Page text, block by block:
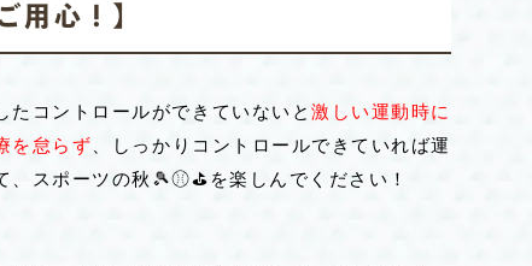
用心！】
たコントロールができていないと激しい運動時に
を怠らず 、しっかりコントロールできていれば運
スポーツの秋🎾⚾︎⛳️を楽しんでください！